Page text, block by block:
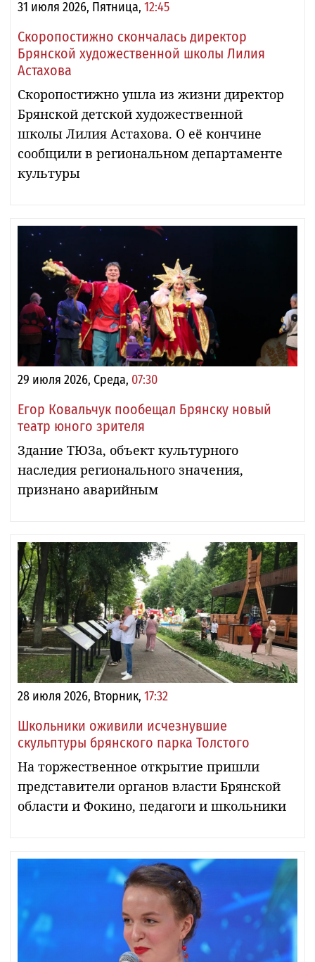
31 июля 2026, Пятница, 12:45
Скоропостижно скончалась директор
Брянской художественной школы Лилия
Астахова
Скоропостижно ушла из жизни директор
Брянской детской художественной
школы Лилия Астахова. О её кончине
сообщили в региональном департаменте
культуры
29 июля 2026, Среда, 07:30
Егор Ковальчук пообещал Брянску новый
театр юного зрителя
Здание ТЮЗа, объект культурного
наследия регионального значения,
признано аварийным
28 июля 2026, Вторник, 17:32
Школьники оживили исчезнувшие
скульптуры брянского парка Толстого
На торжественное открытие пришли
представители органов власти Брянской
области и Фокино, педагоги и школьники